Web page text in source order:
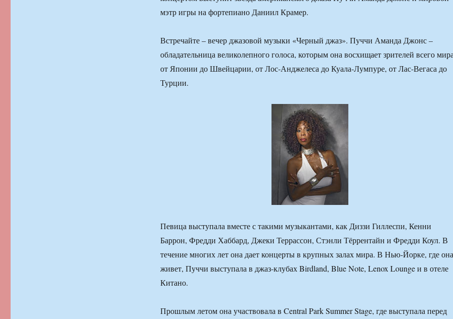
мэтр игры на фортепиано Даниил Крамер.
Встречайте – вечер джазовой музыки «Черный джаз». Пуччи Аманда Джонс –
обладательница великолепного голоса, которым она восхищает зрителей всего
от Японии до Швейцарии, от Лос-Анджелеса до Куала-Лумпуре, от Лас-Вегаса до
Турции.
Певица выступала вместе с такими музыкантами, как Диззи Гиллеспи, Кенни
Баррон, Фредди Хаббард, Джеки Террассон, Стэнли Тёррентайн и Фредди Коул. В
течение многих лет она дает концерты в крупных залах мира. В Нью-Йорке, где она
живет, Пуччи выступала в джаз-клубах Birdland, Blue Note, Lenox Lounge и в отеле
Китано.
Прошлым летом она участвовала в Central Park Summer Stage, где выступала перед